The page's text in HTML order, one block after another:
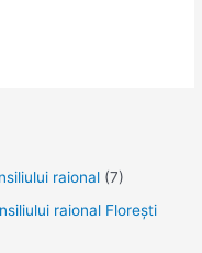
raional (7)
raional Florești